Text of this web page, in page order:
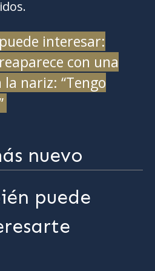
interesar:
con una
nariz: “Tengo
nuevo
puede